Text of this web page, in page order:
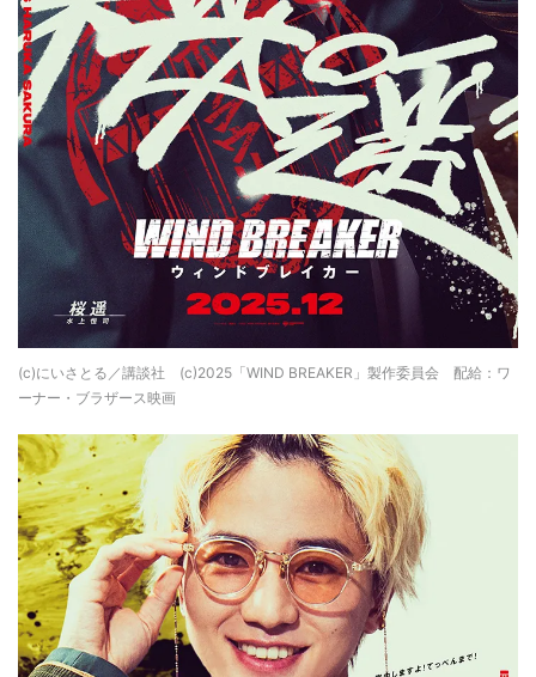
(c)にいさとる／講談社 (c)2025「WIND BREAKER」製作委員会 配給：ワ
ーナー・ブラザース映画